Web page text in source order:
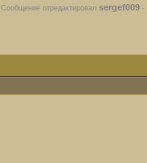
Сообщение отредактировал sergef009 -